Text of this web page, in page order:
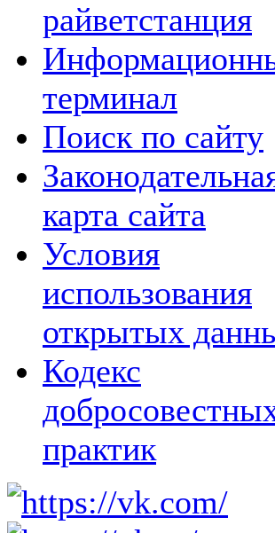
райветстанция
терминал
Поиск по сайту
карта сайта
Условия
использования
открытых
Кодекс
практик